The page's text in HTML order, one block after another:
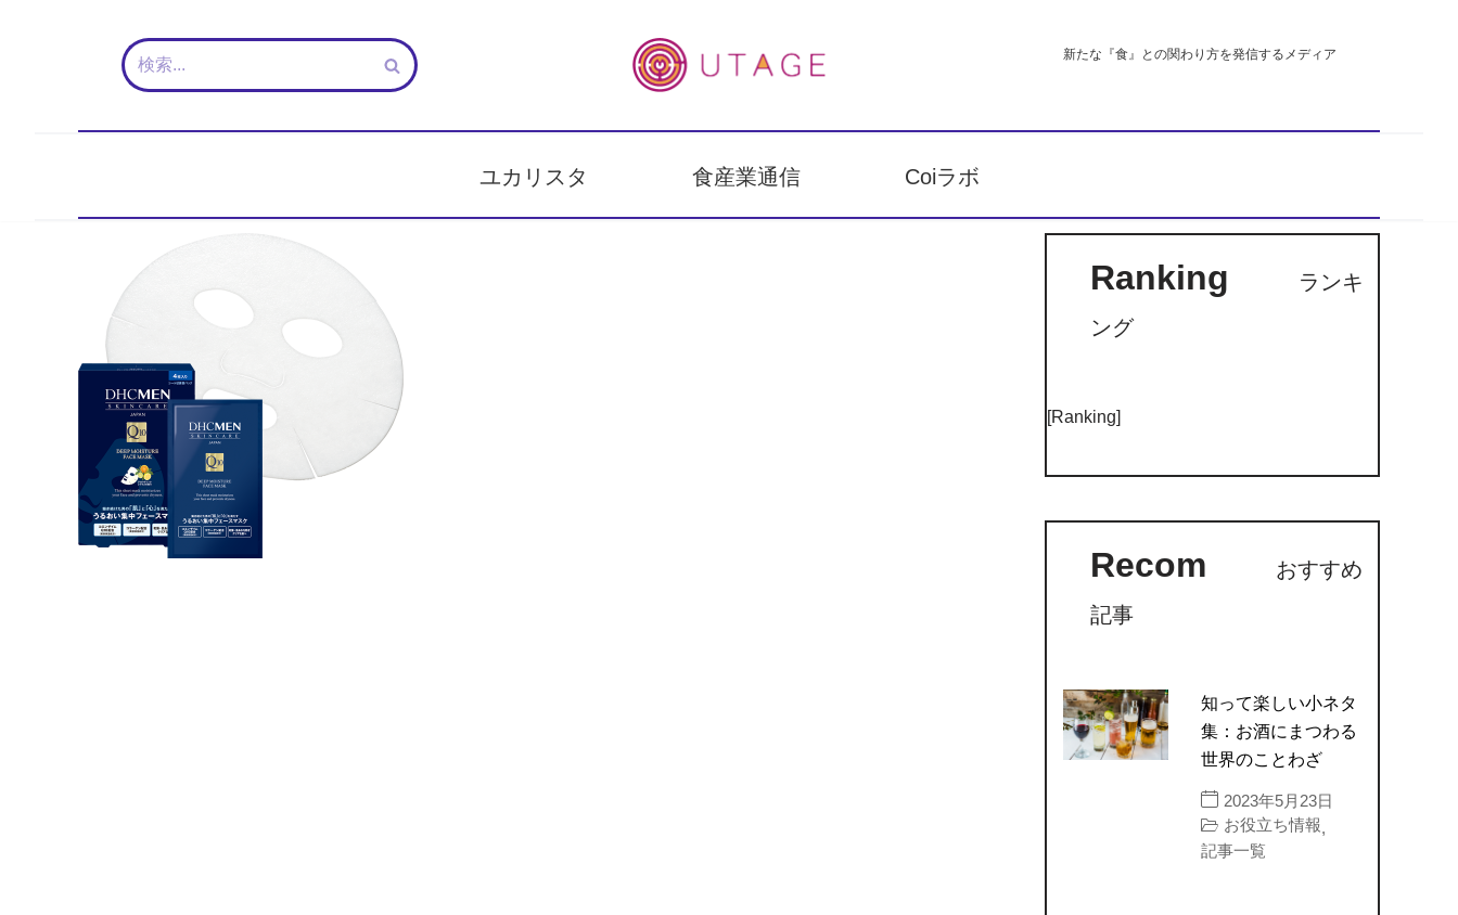
新たな『食』との関わり方を発信するメディア
ユカリスタ 食産業通信 Coiラボ
Ranking
ランキ
ング
[Ranking]
Recom
おすすめ
記事
知って楽しい小ネタ
集：お酒にまつわる
世界のことわざ
2023年5月23日
お役立ち情報,
記事一覧